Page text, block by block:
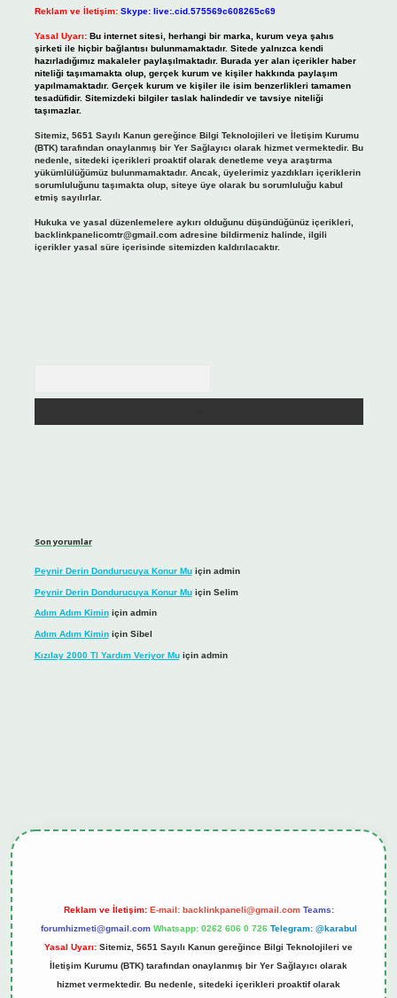
Reklam ve İletişim: Skype: live:.cid.575569c608265c69
Yasal Uyarı: Bu internet sitesi, herhangi bir marka, kurum veya şahıs
şirketi ile hiçbir bağlantısı bulunmamaktadır. Sitede yalnızca kendi
hazırladığımız makaleler paylaşılmaktadır. Burada yer alan içerikler haber
niteliği taşımamakta olup, gerçek kurum ve kişiler hakkında paylaşım
yapılmamaktadır. Gerçek kurum ve kişiler ile isim benzerlikleri tamamen
tesadüfidir. Sitemizdeki bilgiler taslak halindedir ve tavsiye niteliği
taşımazlar.
Sitemiz, 5651 Sayılı Kanun gereğince Bilgi Teknolojileri ve İletişim Kurumu
(BTK) tarafından onaylanmış bir Yer Sağlayıcı olarak hizmet vermektedir. Bu
nedenle, sitedeki içerikleri proaktif olarak denetleme veya araştırma
yükümlülüğümüz bulunmamaktadır. Ancak, üyelerimiz yazdıkları içeriklerin
sorumluluğunu taşımakta olup, siteye üye olarak bu sorumluluğu kabul
etmiş sayılırlar.
Hukuka ve yasal düzenlemelere aykırı olduğunu düşündüğünüz içerikleri,
backlinkpanelicomtr@gmail.comadresine bildirmeniz halinde, ilgili
içerikler yasal süre içerisinde sitemizden kaldırılacaktır.
Son yorumlar
Peynir Derin Dondurucuya Konur Muiçin admin
Peynir Derin Dondurucuya Konur Muiçin Selim
Adım Adım Kiminiçin admin
Adım Adım Kiminiçin Sibel
Kızılay 2000 Tl Yardım Veriyor Muiçin admin
Reklam ve İletişim: E-mail: backlinkpaneli@gmail.com Teams:
forumhizmeti@gmail.com Whatsapp: 0262 606 0 726 Telegram: @karabul
Yasal Uyarı: Sitemiz, 5651 Sayılı Kanun gereğince Bilgi Teknolojileri ve
İletişim Kurumu (BTK) tarafından onaylanmış bir Yer Sağlayıcı olarak
hizmet vermektedir. Bu nedenle, sitedeki içerikleri proaktif olarak